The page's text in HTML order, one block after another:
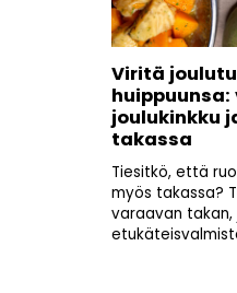
Viritä
joulukinkku
takassa
Tiesitkö, että
myös takassa?
varaavan takan,